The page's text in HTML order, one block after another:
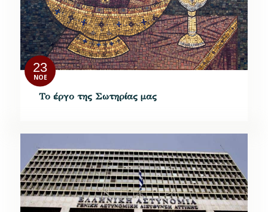
23
ΝΟΈ
Το έργο της Σωτηρίας μας